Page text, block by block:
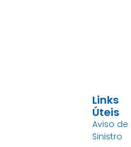
Links
Úteis
Aviso de
Sinistro